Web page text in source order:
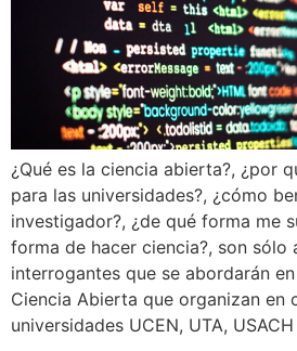
¿Qué es la ciencia abierta?, ¿por
para las universidades?, ¿cómo
investigador?, ¿de qué forma me
forma de hacer ciencia?, son sólo
interrogantes que se abordarán
Ciencia Abierta que organizan en
universidades UCEN, UTA,